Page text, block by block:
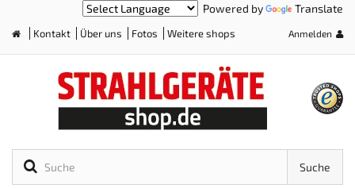
Powered by Translate
Kontakt Über uns Fotos Weitere shops Anmelden
Suche